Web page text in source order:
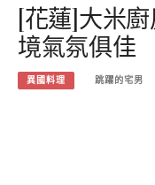
[花蓮]大米
境氣氛俱佳
異國料理 跳躍的宅男